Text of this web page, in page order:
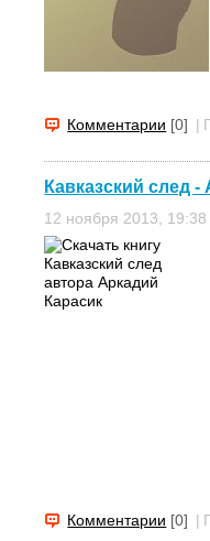
Комментарии [0] |
Кавказский след
12 ноября 2013, 19:38
Комментарии [0] |